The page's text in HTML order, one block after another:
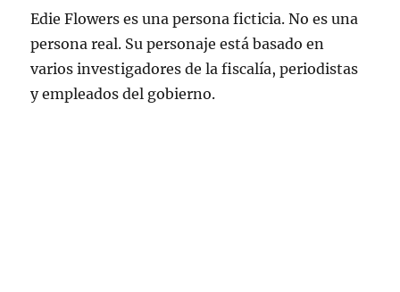
Edie Flowers es una persona ficticia. No es una
persona real. Su personaje está basado en
varios investigadores de la fiscalía, periodistas
y empleados del gobierno.